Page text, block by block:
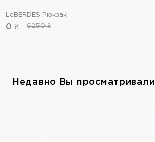
LeBERDES Рюкзак
0 ₴ 6250 ₴
Недавно Вы просматривали